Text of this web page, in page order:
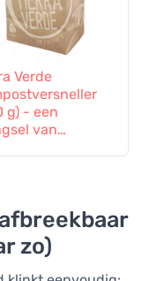
Verde
g) - een
van
zo)